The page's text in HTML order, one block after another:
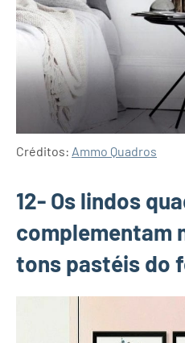
Créditos: Ammo Quadros
12- Os lindos
complementam
tons pastéis do